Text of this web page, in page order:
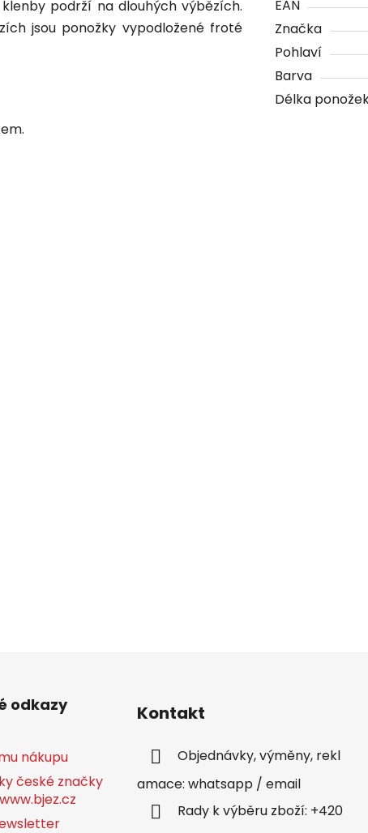
podrží na dlouhých výbězích.
jsou ponožky vypodložené froté
EAN
Značka
Pohlaví
Barva
Délka
odkazy
nákupu
české značky
Kontakt
Objednávky, výměny, rekl
amace: whatsapp / email
Rady k výběru zboží: +420